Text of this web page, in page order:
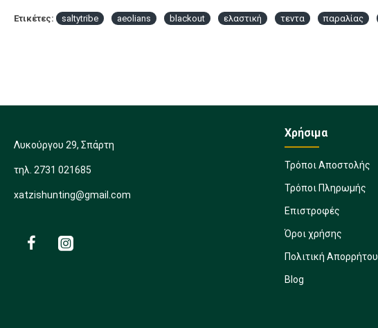
Ετικέτες: saltytribe aeolians blackout ελαστική τεντα παραλίας
Λυκούργου 29, Σπάρτη
τηλ. 2731 021685
xatzishunting@gmail.com
Χρήσιμα
Τρόποι Αποστολής
Τρόποι Πληρωμής
Επιστροφές
Όροι χρήσης
Πολιτική Απορρήτου
Blog